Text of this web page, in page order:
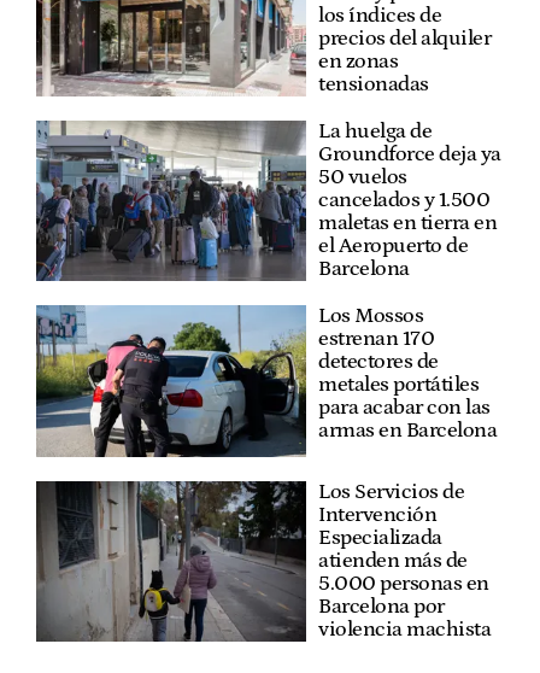
los índices de
precios del alquiler
en zonas
tensionadas
La huelga de
Groundforce deja ya
50 vuelos
cancelados y 1.500
maletas en tierra en
el Aeropuerto de
Barcelona
Los Mossos
estrenan 170
detectores de
metales portátiles
para acabar con las
armas en Barcelona
Los Servicios de
Intervención
Especializada
atienden más de
5.000 personas en
Barcelona por
violencia machista